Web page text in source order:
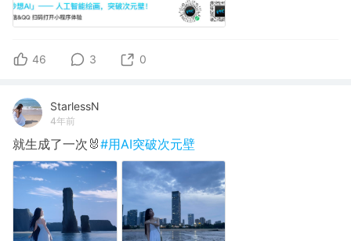
46 3 0
StarlessN
4年前
就生成了一次🐰#用AI突破次元壁